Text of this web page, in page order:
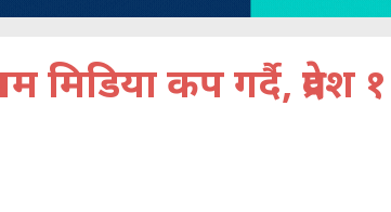
मिडिया कप गर्दै, प्रदेश १